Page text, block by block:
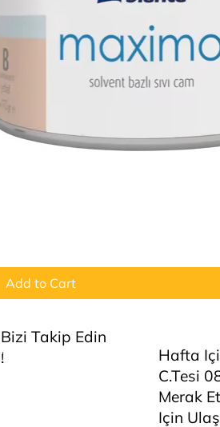
Add to Cart
Bizi Takip Edin
!
Hafta
C.tesi
Merak
Için